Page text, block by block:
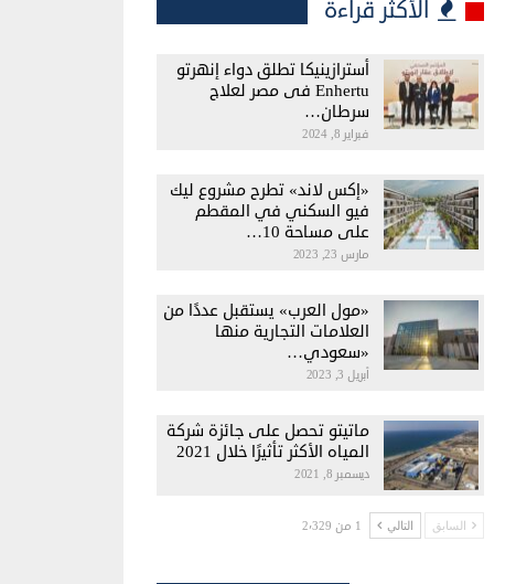
الأكثر قراءة
أسترازينيكا تطلق دواء إنهرتو
Enhertu فى مصر لعلاج
سرطان…
فبراير 8, 2024
«إكس لاند» تطرح مشروع ليك
فيو السكني في المقطم
على مساحة 10…
مارس 23, 2023
«مول العرب» يستقبل عددًا من
العلامات التجارية منها
«سعودي…
أبريل 3, 2023
ماتيتو تحصل على جائزة شركة
المياه الأكثر تأثيرًا خلال 2021
ديسمبر 8, 2021
السابق التالي 1 من 2٬329